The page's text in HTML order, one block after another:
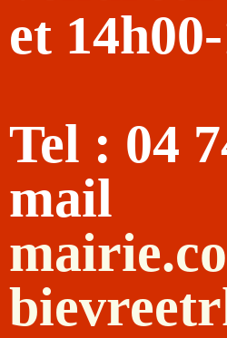
et
Tel : 04
mail